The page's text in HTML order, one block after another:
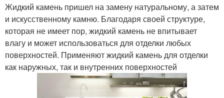
Жидкий камень пришел на замену натуральному, а затем
и искусственному камню. Благодаря своей структуре,
которая не имеет пор, жидкий камень не впитывает
влагу и может использоваться для отделки любых
поверхностей. Применяют жидкий камень для отделки
как наружных, так и внутренних поверхностей